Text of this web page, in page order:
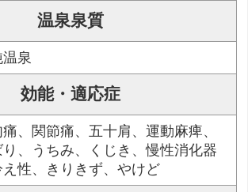
温泉泉質
泉
効能・適応症
、関節痛、五十肩、運動麻痺、
、うちみ、くじき、慢性消化器
性、きりきず、やけど